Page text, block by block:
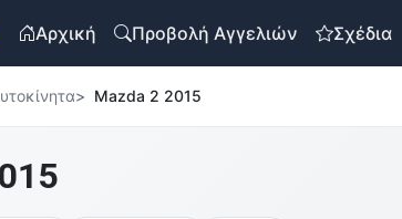
Αρχική Προβολή Αγγελιών Σχέδια
Mazda 2 2015